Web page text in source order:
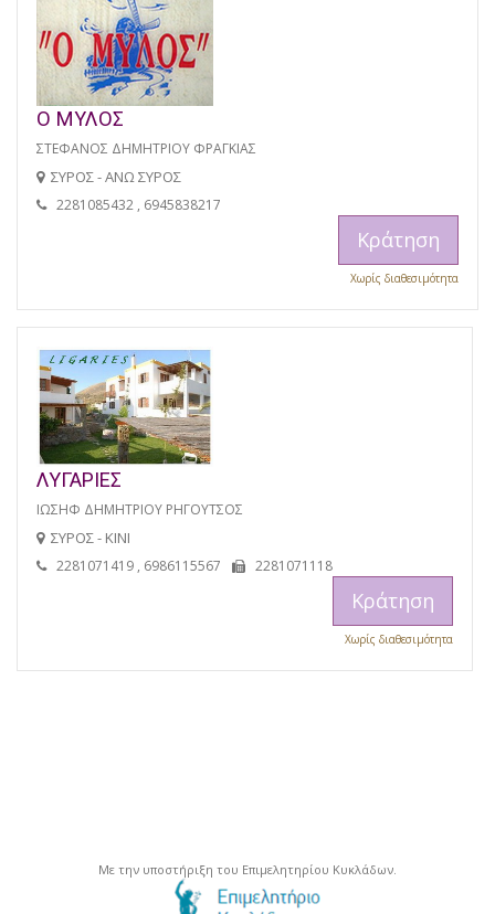
Ο ΜΥΛΟΣ
ΣΤΕΦΑΝΟΣ ΔΗΜΗΤΡΙΟΥ ΦΡΑΓΚΙΑΣ
ΣΥΡΟΣ - ΑΝΩ ΣΥΡΟΣ
2281085432 , 6945838217
Κράτηση
Χωρίς διαθεσιμότητα
ΛΥΓΑΡΙΕΣ
ΙΩΣΗΦ ΔΗΜΗΤΡΙΟΥ ΡΗΓΟΥΤΣΟΣ
ΣΥΡΟΣ - ΚΙΝΙ
2281071419 , 6986115567 2281071118
Κράτηση
Χωρίς διαθεσιμότητα
Με την υποστήριξη του Επιμελητηρίου Κυκλάδων.